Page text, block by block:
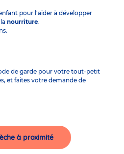
pour l'aider à développer
nourriture.
de garde pour votre tout-petit
et faites votre demande de
à proximité